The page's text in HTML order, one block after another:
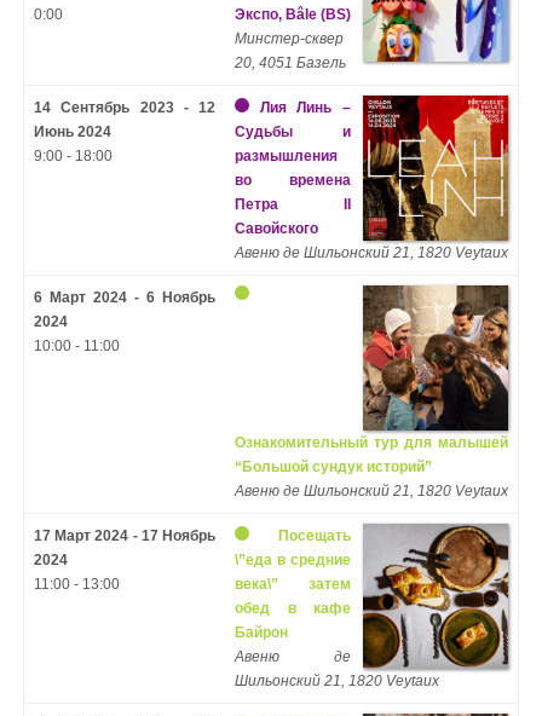
0:00
Экспо, Bâle (BS)
Минстер-сквер
20, 4051 Базель
14 Сентябрь 2023 - 12
Июнь 2024
9:00 - 18:00
Лия Линь –
Судьбы и
размышления
во времена
Петра II
Савойского
Авеню де Шильонский 21, 1820 Veytaux
6 Март 2024 - 6 Ноябрь
2024
10:00 - 11:00
Ознакомительный тур для малышей
“Большой сундук историй”
Авеню де Шильонский 21, 1820 Veytaux
17 Март 2024 - 17 Ноябрь
2024
11:00 - 13:00
Посещать
\”еда в средние
века\” затем
обед в кафе
Байрон
Авеню де
Шильонский 21, 1820 Veytaux